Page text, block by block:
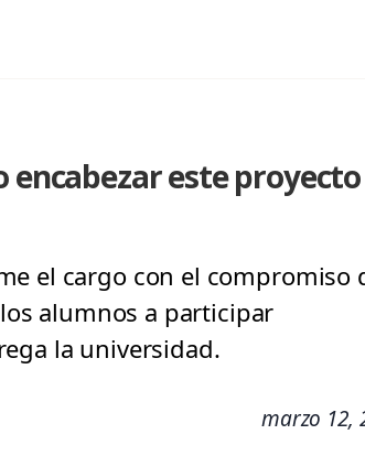
encabezar este proyecto
el cargo con el compromiso
alumnos a participar
la universidad.
marzo 12,